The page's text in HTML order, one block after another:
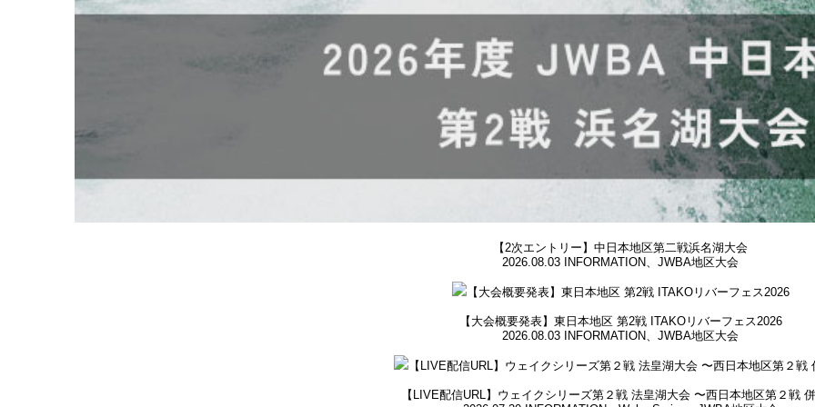
【2次エントリー】中日本地区第二戦浜名湖大会
2026.08.03
INFORMATION JWBA地区大会
【大会概要発表】東日本地区 第2戦 ITAKOリバーフェス2026
2026.08.03
INFORMATION JWBA地区大会
【LIVE配信URL】ウェイクシリーズ第２戦 法皇湖大会 〜西日本地区第２戦